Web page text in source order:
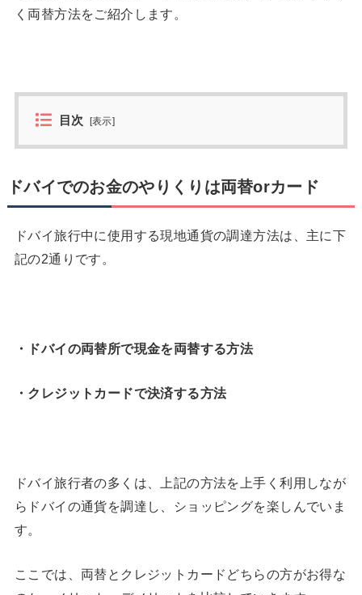
く両替方法をご紹介します。
目次 [表示]
ドバイでのお金のやりくりは両替orカード
ドバイ旅行中に使用する現地通貨の調達方法は、主に下
記の2通りです。
・ドバイの両替所で現金を両替する方法
・クレジットカードで決済する方法
ドバイ旅行者の多くは、上記の方法を上手く利用しなが
らドバイの通貨を調達し、ショッピングを楽しんでいま
す。
ここでは、両替とクレジットカードどちらの方がお得な